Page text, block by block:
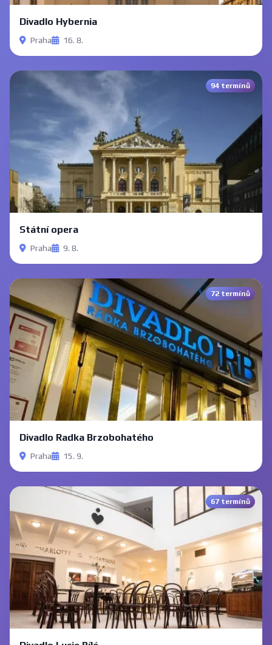
Divadlo Hybernia
Praha 16. 8.
94 termínů
Státní opera
Praha 9. 8.
72 termínů
Divadlo Radka Brzobohatého
Praha 15. 9.
67 termínů